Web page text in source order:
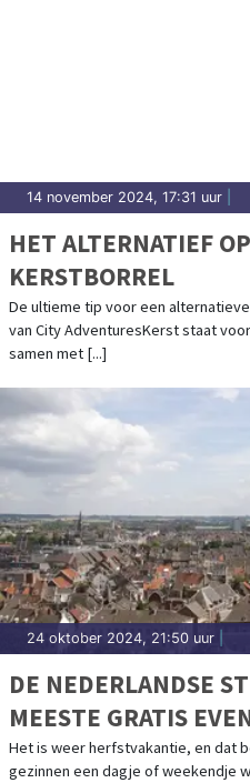
14 november 2024, 17:31 uur
HET ALTERNATIEF
KERSTBORREL
De ultieme tip voor een
van City AdventuresKerst staat
samen met [...]
24 oktober 2024, 21:50 uur
DE NEDERLANDSE
MEESTE GRATIS
Het is weer herfstvakantie, en dat
gezinnen een dagje of weekendje